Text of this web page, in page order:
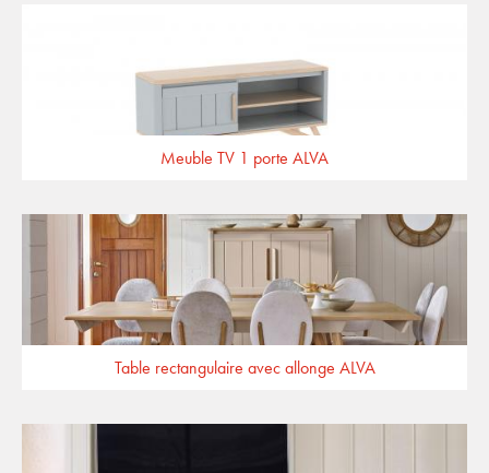
Meuble TV 1 porte ALVA
Table rectangulaire avec allonge ALVA